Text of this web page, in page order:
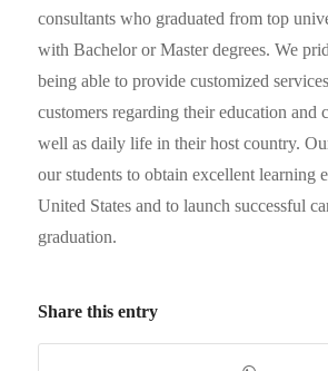
consultants who graduated from top
with Bachelor or Master degrees. We
being able to provide customized
customers regarding their education and
well as daily life in their host country.
our students to obtain excellent learning
United States and to launch successful
graduation.
Share this entry